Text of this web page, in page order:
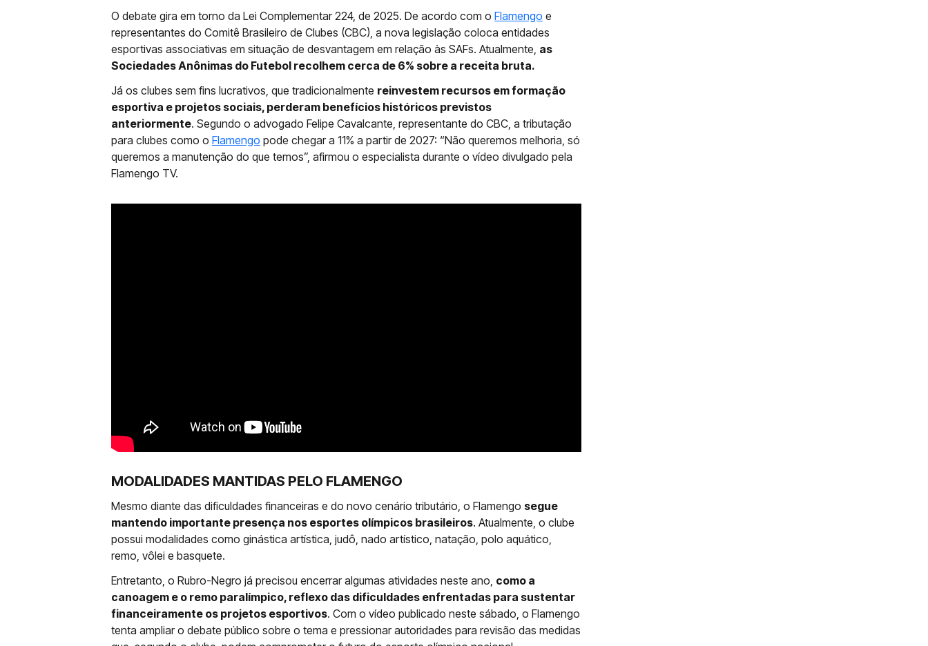
O debate gira em torno da Lei Complementar 224, de 2025. De acordo com o Flamengo e
representantes do Comitê Brasileiro de Clubes (CBC), a nova legislação coloca entidades
esportivas associativas em situação de desvantagem em relação às SAFs. Atualmente, as
Sociedades Anônimas do Futebol recolhem cerca de 6% sobre a receita bruta.
Já os clubes sem fins lucrativos, que tradicionalmente reinvestem recursos em formação
esportiva e projetos sociais, perderam benefícios históricos previstos
anteriormente. Segundo o advogado Felipe Cavalcante, representante do CBC, a tributação
para clubes como o Flamengo pode chegar a 11% a partir de 2027: “Não queremos melhoria, só
queremos a manutenção do que temos”, afirmou o especialista durante o vídeo divulgado pela
Flamengo TV.
MODALIDADES MANTIDAS PELO FLAMENGO
Mesmo diante das dificuldades financeiras e do novo cenário tributário, o Flamengo segue
mantendo importante presença nos esportes olímpicos brasileiros. Atualmente, o clube
possui modalidades como ginástica artística, judô, nado artístico, natação, polo aquático,
remo, vôlei e basquete.
Entretanto, o Rubro-Negro já precisou encerrar algumas atividades neste ano, como a
canoagem e o remo paralímpico, reflexo das dificuldades enfrentadas para sustentar
financeiramente os projetos esportivos. Com o vídeo publicado neste sábado, o Flamengo
tenta ampliar o debate público sobre o tema e pressionar autoridades para revisão das medidas